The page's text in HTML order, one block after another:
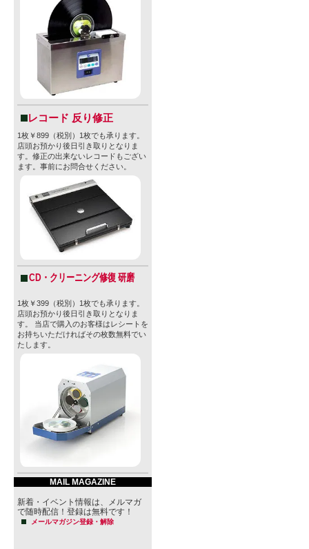
レコード 反り修正
1枚￥899（税別）1枚でも承ります。
店頭お預かり後日引き取りとなりま
す。修正の出来ないレコードもござい
ます。事前にお問合せください。
CD・クリーニング修復 研磨
1枚￥399（税別）1枚でも承ります。
店頭お預かり後日引き取りとなりま
す。 当店で購入のお客様はレシートを
お持ちいただければその枚数無料でい
たします。
MAIL MAGAZINE
新着・イベント情報は、メルマガ
で随時配信！登録は無料です！
メールマガジン登録・解除